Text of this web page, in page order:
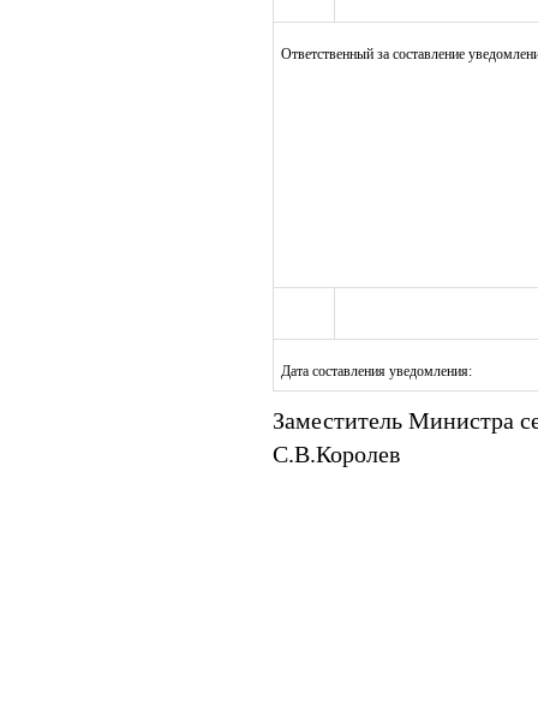
Ответственный за составление
Дата составления уведомления:
Заместитель Министра
С.В.Королев